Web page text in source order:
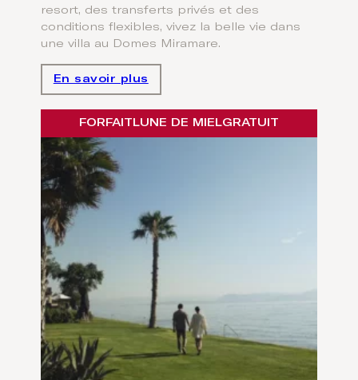
resort, des transferts privés et des
conditions flexibles, vivez la belle vie dans
une villa au Domes Miramare.
En savoir plus
FORFAIT LUNE DE MIELGRATUIT